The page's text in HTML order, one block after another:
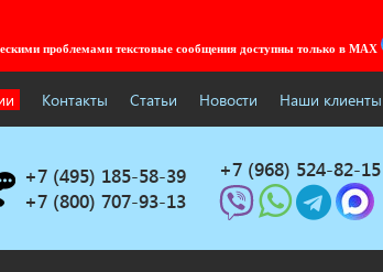
проблемами текстовые сообщения доступны только в MAX
Контакты Статьи Новости Наши клиенты
+7 (495) 185-58-39
+7 (800) 707-93-13
+7 (968) 524-82-15